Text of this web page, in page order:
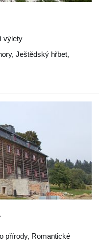
výlety
, Ještědský hřbet,
přírody, Romantické